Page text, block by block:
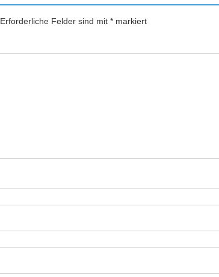
Erforderliche Felder sind mit *markiert